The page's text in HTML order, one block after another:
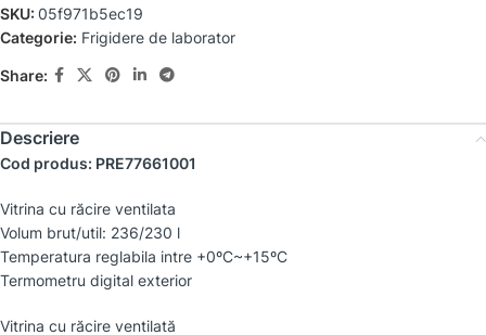
SKU: 05f971b5ec19
Categorie: Frigidere de laborator
Share:
Descriere
Cod produs: PRE77661001
Vitrina cu răcire ventilata
Volum brut/util: 236/230 l
Temperatura reglabila intre +0ºC~+15ºC
Termometru digital exterior
Vitrina cu răcire ventilată